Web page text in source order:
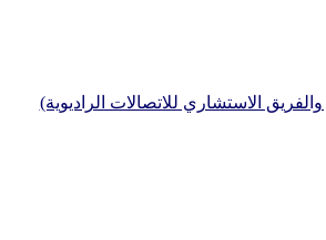
الاستشاري للاتصالات الراديوية)